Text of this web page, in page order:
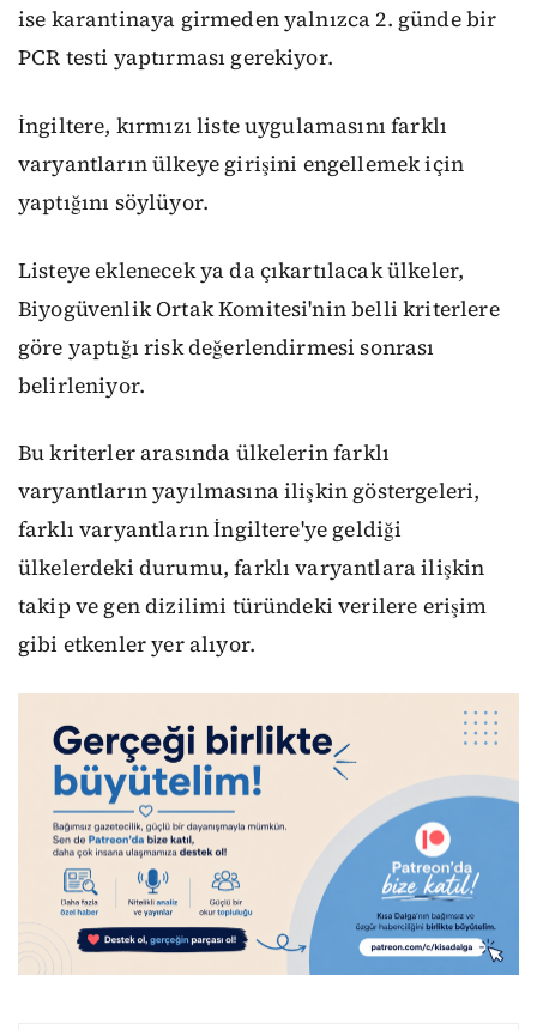
ise karantinaya girmeden yalnızca 2. günde bir
PCR testi yaptırması gerekiyor.
İngiltere, kırmızı liste uygulamasını farklı
varyantların ülkeye girişini engellemek için
yaptığını söylüyor.
Listeye eklenecek ya da çıkartılacak ülkeler,
Biyogüvenlik Ortak Komitesi'nin belli kriterlere
göre yaptığı risk değerlendirmesi sonrası
belirleniyor.
Bu kriterler arasında ülkelerin farklı
varyantların yayılmasına ilişkin göstergeleri,
farklı varyantların İngiltere'ye geldiği
ülkelerdeki durumu, farklı varyantlara ilişkin
takip ve gen dizilimi türündeki verilere erişim
gibi etkenler yer alıyor.